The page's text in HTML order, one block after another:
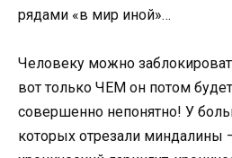
рядами «в мир иной»…
Человеку можно
вот только ЧЕМ он потом
совершенно непонятно! У
которых отрезали миндалины